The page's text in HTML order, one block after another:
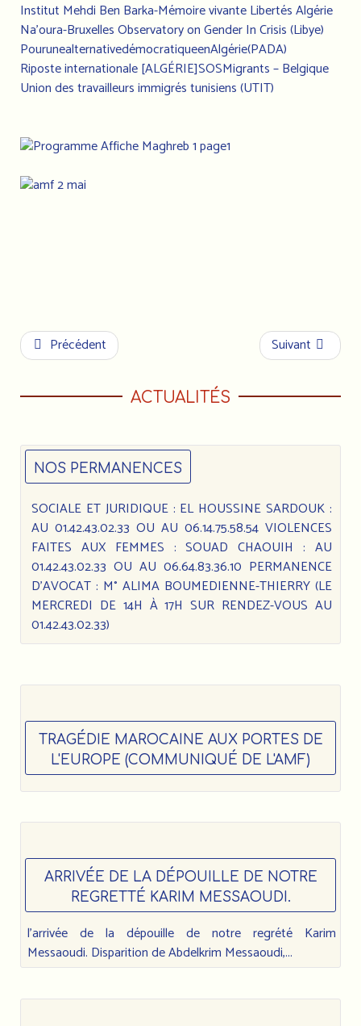
Institut Mehdi Ben Barka-Mémoire vivante Libertés Algérie
Na’oura-Bruxelles Observatory on Gender In Crisis (Libye)
PourunealternativedémocratiqueenAlgérie(PADA)
Riposte internationale [ALGÉRIE]SOSMigrants – Belgique
Union des travailleurs immigrés tunisiens (UTIT)
Précédent Suivant
ACTUALITÉS
NOS PERMANENCES
SOCIALE ET JURIDIQUE : EL HOUSSINE SARDOUK :
AU 01.42.43.02.33 OU AU 06.14.75.58.54 VIOLENCES
FAITES AUX FEMMES : SOUAD CHAOUIH : AU
01.42.43.02.33 OU AU 06.64.83.36.10 PERMANENCE
D’AVOCAT : M° ALIMA BOUMEDIENNE-THIERRY (LE
MERCREDI DE 14H À 17H SUR RENDEZ-VOUS AU
01.42.43.02.33)
TRAGÉDIE MAROCAINE AUX PORTES DE
L'EUROPE (COMMUNIQUÉ DE L'AMF)
ARRIVÉE DE LA DÉPOUILLE DE NOTRE
REGRETTÉ KARIM MESSAOUDI.
l’arrivée de la dépouille de notre regrété Karim
Messaoudi. Disparition de Abdelkrim Messaoudi,...